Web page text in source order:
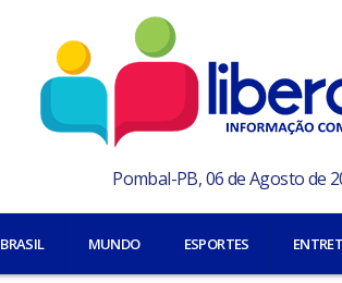
Pombal-PB, 06 de Agosto de
BRASIL MUNDO ESPORTES